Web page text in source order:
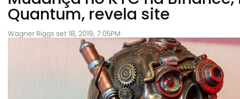
Bitcoin
Mudança no KYC na
Quantum, revela site
Wagner Riggs set 18, 2019, 7:05PM